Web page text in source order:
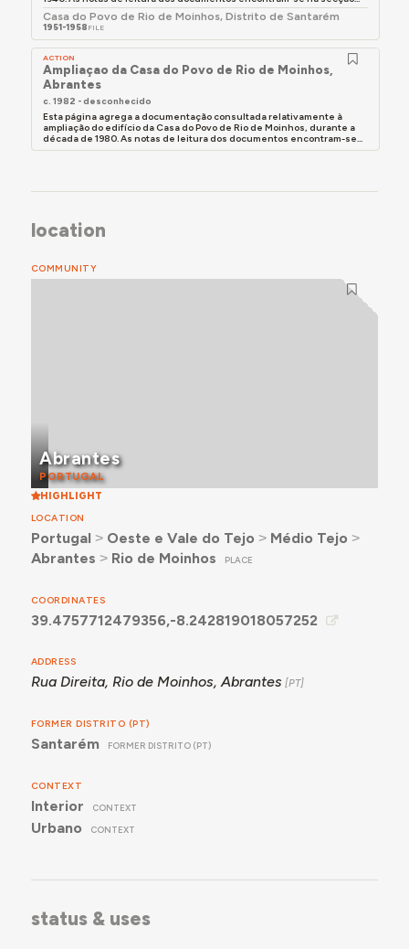
recolhidos sobre a experiência e memórias de uso
deste edifício, consultar a secção Documentação,
abaixo.
Casa do Povo de Rio de Moinhos, Distrito de Santarém
1951-1958 FILE
ACTION
Ampliaçao da Casa do Povo de Rio de Moinhos,
Abrantes
c. 1982 - desconhecido
Esta página agrega a documentação consultada relativamente à
ampliação do edifício da Casa do Povo de Rio de Moinhos, durante a
década de 1980. As notas de leitura dos documentos encontram-se...
location
COMMUNITY
Abrantes
PORTUGAL
HIGHLIGHT
LOCATION
Portugal ˃ Oeste e Vale do Tejo ˃ Médio Tejo ˃
Abrantes ˃ Rio de Moinhos PLACE
COORDINATES
39.4757712479356,-8.242819018057252
ADDRESS
Rua Direita, Rio de Moinhos, Abrantes
FORMER DISTRITO (PT)
Santarém FORMER DISTRITO (PT)
CONTEXT
Interior CONTEXT
Urbano CONTEXT
status & uses